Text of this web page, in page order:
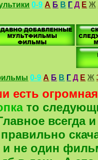
0-9 А Б В Г Д Е Ж
0-9 А Б В Г Д Е Ж
есть
то
всегда
и не один